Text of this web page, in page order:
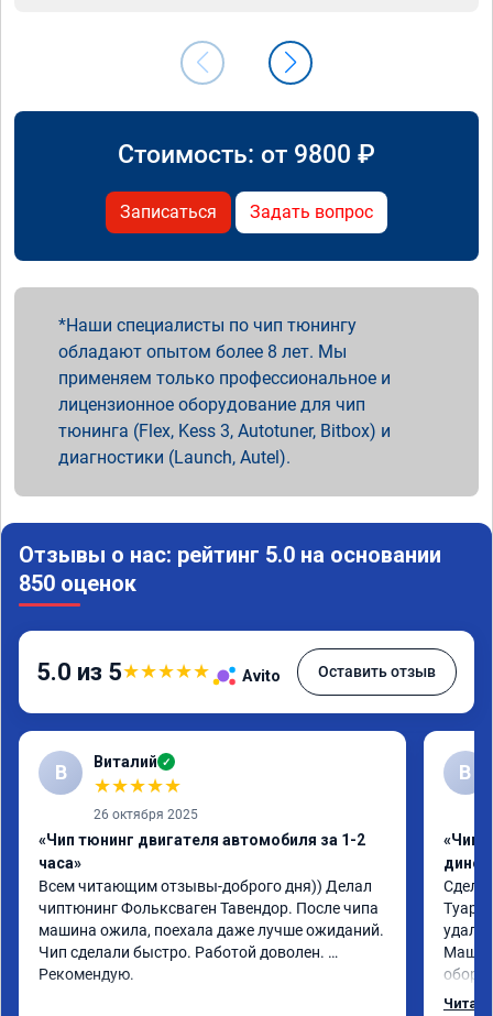
Стоимость: от 9800 ₽
Записаться Задать вопрос
Наши специалисты по чип тюнингу
обладают опытом более 8 лет. Мы
применяем только профессиональное и
лицензионное оборудование для чип
тюнинга (Flex, Kess 3, Autotuner, Bitbox) и
диагностики (Launch, Autel).
Отзывы о нас: рейтинг 5.0 на основании
850 оценок
5.0 из 5★★★★★ Avito Оставить отзыв
В Виталий ✓
★★★★★
26 октября 2025
«Чип тюнинг двигателя автомобиля за 1-2
часа»
Всем читающим отзывы-доброго дня)) Делал
чиптюнинг Фольксваген Тавендор. После чипа
машина ожила, поехала даже лучше ожиданий.
Чип сделали быстро. Работой доволен.
Рекомендую.
В
«Чип